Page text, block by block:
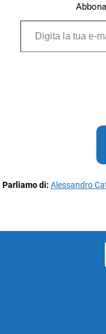
Digita la tua e-mail...
Parliamo di: Alessandro